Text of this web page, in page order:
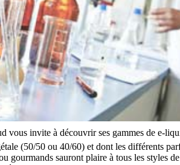
vous invite à découvrir ses gammes de e-
(50/50 ou 40/60) et dont les différents
gourmands sauront plaire à tous les styles